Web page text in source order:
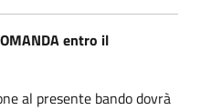
entro il
al presente bando dovrà